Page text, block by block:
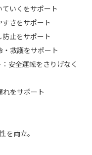
いくをサポート
さをサポート
止をサポート
救護をサポート
安全運転をさりげなく
をサポート
を両立。